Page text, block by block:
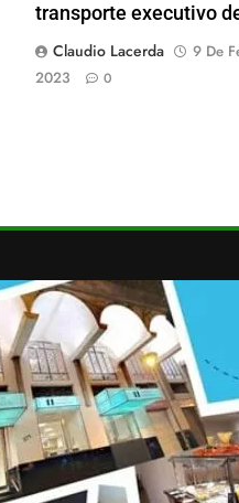
transporte executivo
Claudio Lacerda
9 De
2023
0